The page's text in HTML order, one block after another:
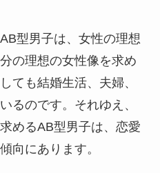
型男子は、女性の理想
の理想の女性像を求め
ても結婚生活、夫婦、
るのです。それゆえ、
めるAB型男子は、恋愛
向にあります。